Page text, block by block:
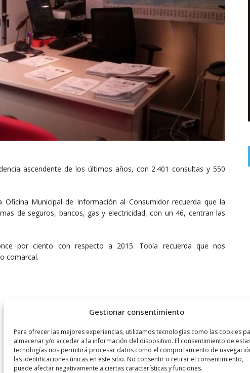
Gestionar consentimiento
Para ofrecer las mejores experiencias, utilizamos tecnologías como las cookies
almacenar y/o acceder a la información del dispositivo. El consentimiento de
tecnologías nos permitirá procesar datos como el comportamiento de
las identificaciones únicas en este sitio. No consentir o retirar el consentimiento,
puede afectar negativamente a ciertas características y funciones.
ascendente de los últimos años, con 2.401 consultas y 550
Municipal de Información al Consumidor recuerda que la
de seguros, bancos, gas y electricidad, con un 46, centran las
por ciento con respecto a 2015. Tobía recuerda que nos
comarcal.